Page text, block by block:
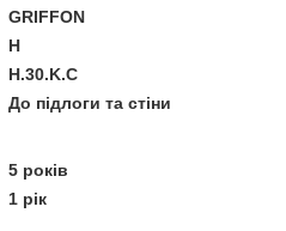
GRIFFON
H
H.30.K.C
До підлоги та стіни
5 років
1 рік